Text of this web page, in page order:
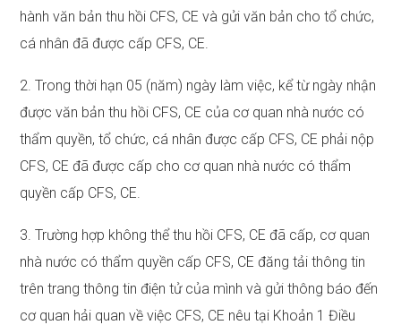
hành văn bản thu hồi CFS, CE và gửi văn bản cho tổ chức,
cá nhân đã được cấp CFS, CE.
2. Trong thời hạn 05 (năm) ngày làm việc, kể từ ngày nhận
được văn bản thu hồi CFS, CE của cơ quan nhà nước có
thẩm quyền, tổ chức, cá nhân được cấp CFS, CE phải nộp
CFS, CE đã được cấp cho cơ quan nhà nước có thẩm
quyền cấp CFS, CE.
3. Trường hợp không thể thu hồi CFS, CE đã cấp, cơ quan
nhà nước có thẩm quyền cấp CFS, CE đăng tải thông tin
trên trang thông tin điện tử của mình và gửi thông báo đến
cơ quan hải quan về việc CFS, CE nêu tại Khoản 1 Điều